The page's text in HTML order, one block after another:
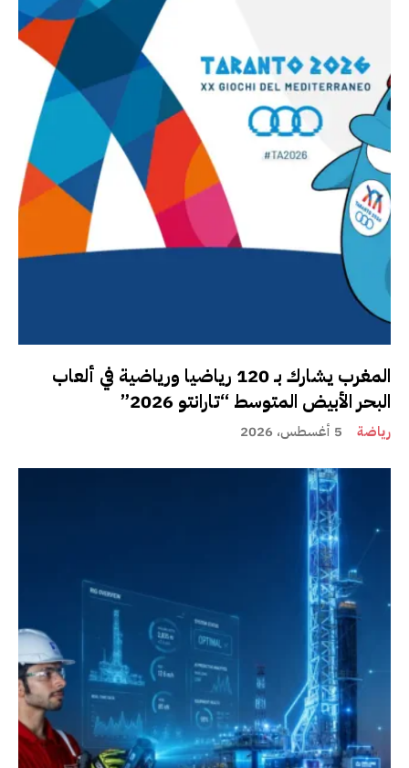
المغرب يشارك بـ 120 رياضيا ورياضية في ألعاب
البحر الأبيض المتوسط “تارانتو 2026”
رياضة 5 أغسطس، 2026